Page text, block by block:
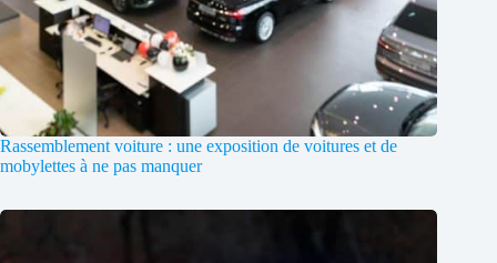
Rassemblement voiture : une exposition de voitures et de
mobylettes à ne pas manquer